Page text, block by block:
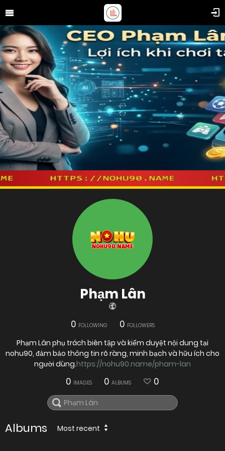
Phạm Lân
0 FOLLOWING 0 FOLLOWERS
Phạm Lân phụ trách biên tập và kiểm duyệt nội dung tại
nohu90, đảm bảo thông tin rõ ràng, minh bạch và hữu ích cho
người dùng.https://nohu90.name/pham-lan
0 IMAGES 0 ALBUMS 0
Albums Most recent